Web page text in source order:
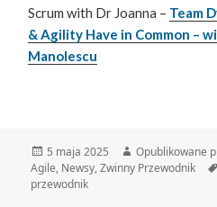
Scrum with Dr Joanna – Team
& Agility Have in Common –
Manolescu
Data
publikacji
5 maja 2025 Autor
Opublikowane
Agile, Newsy,Zwinny Przewodnik
przewodnik